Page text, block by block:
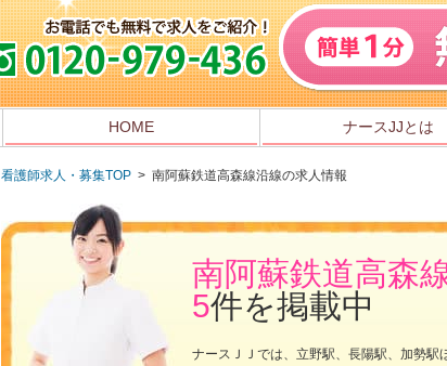
HOME ナースJJとは
看護師求人・募集TOP > 南阿蘇鉄道高森線沿線の求人情報
南阿蘇鉄道高森
5件を掲載中
ナースＪＪでは、立野駅、長陽駅、加勢